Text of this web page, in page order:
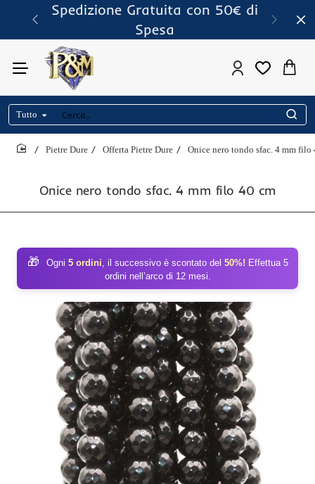
Spedizione Gratuita con 50€ di
Spesa
Tutto
Cerca..
Onice nero tondo sfac. 4 mm filo 40 cm
Pietre Dure Offerta Pietre Dure Onice nero tondo sfac. 4 mm filo
🎁 Ogni 5 ordini, il successivo è scontato del 50%! Effettua 5
ordini nell’arco di 12 mesi.